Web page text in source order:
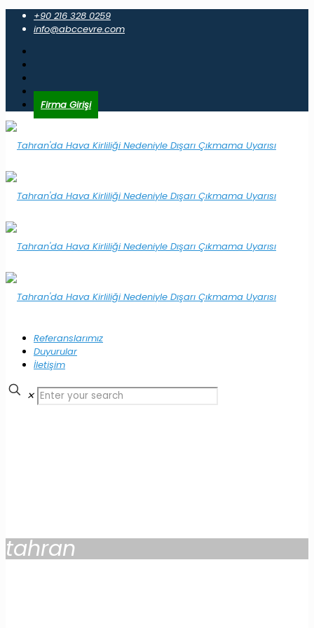
+90 216 328 0259
info@abccevre.com
Firma Girişi
Referanslarımız
Duyurular
İletişim
✕
tahran